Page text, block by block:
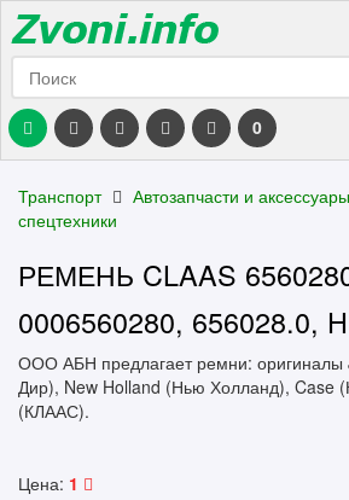
0
Транспорт Автозапчасти и аксессуары
спецтехники
РЕМЕНЬ CLAAS
0006560280, 656028.0,
ООО АБН предлагает ремни: оригиналы
Дир), New Holland (Нью Холланд), Case
(КЛААС).
Цена: 1